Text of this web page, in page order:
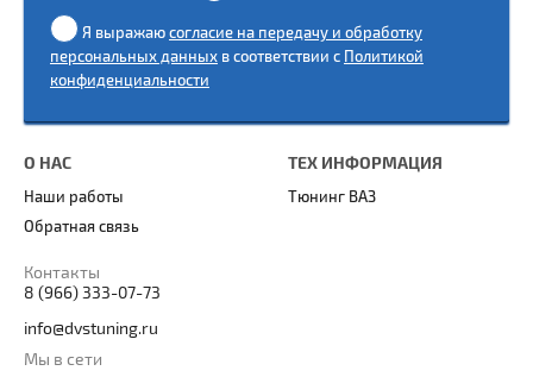
Я выражаюсогласие на передачу и обработку
персональных данных в соответствии с Политикой
конфиденциальности
О НАС
Наши работы
Обратная связь
ТЕХ ИНФОРМАЦИЯ
Тюнинг ВАЗ
Контакты
8 (966) 333-07-73
info@dvstuning.ru
Мы в сети